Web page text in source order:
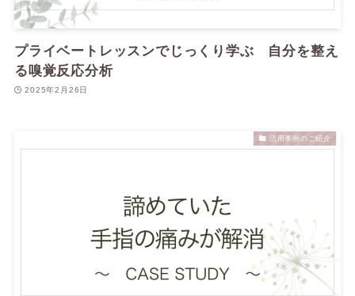
プライベートレッスンでじっくり学ぶ 自分を整え
る嗅覚反応分析
2025年2月26日
活用事例のご紹介